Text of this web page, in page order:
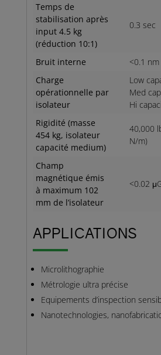
Temps de
stabilisation après
input 4.5 kg
(réduction 10:1)
0.3 sec
Bruit interne
<0.1 nm
Charge
opérationnelle par
isolateur
Low
Med
Hi
Rigidité (masse
454 kg, isolateur
capacité medium)
40,000
N/m)
Champ
magnétique émis
à maximum 102
mm de l’isolateur
<0.02
APPLICATIONS
Microlithographie
Métrologie ultra précise
Equipements d’inspection
Nanotechnologies,